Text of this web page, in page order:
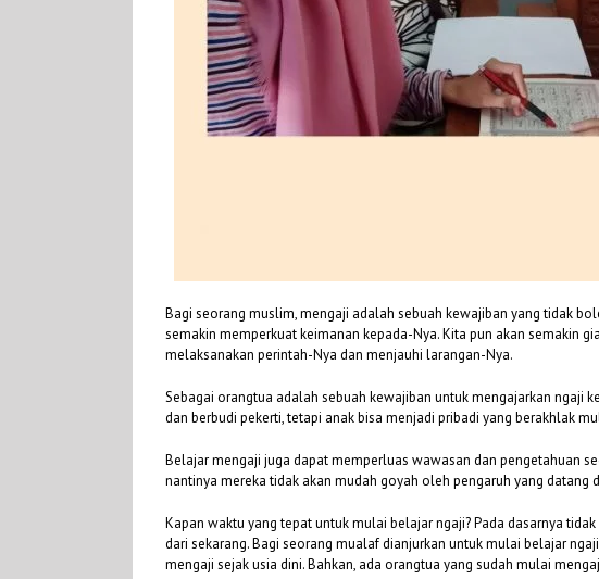
Bagi seorang muslim, mengaji adalah sebuah kewajiban yang tidak
semakin memperkuat keimanan kepada-Nya. Kita pun akan semakin
melaksanakan perintah-Nya dan menjauhi larangan-Nya.
Sebagai orangtua adalah sebuah kewajiban untuk mengajarkan ngaji
dan berbudi pekerti, tetapi anak bisa menjadi pribadi yang berakhlak
Belajar mengaji juga dapat memperluas wawasan dan pengetahuan
nantinya mereka tidak akan mudah goyah oleh pengaruh yang
Kapan waktu yang tepat untuk mulai belajar ngaji? Pada dasarnya
dari sekarang. Bagi seorang mualaf dianjurkan untuk mulai belajar
mengaji sejak usia dini. Bahkan, ada orangtua yang sudah mulai